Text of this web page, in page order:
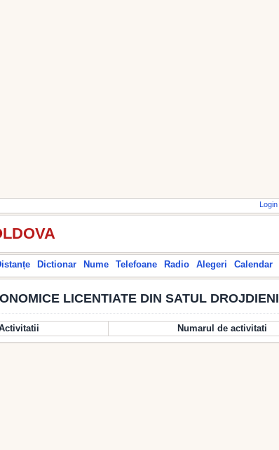
Login
Dictionar Nume Telefoane Radio Alegeri Calendar
LICENTIATE DIN SATUL DROJDIENI
Numarul de activitati